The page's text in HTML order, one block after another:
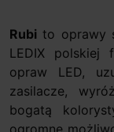
Rubi to oprawy
LEDIX polskiej
opraw LED,
zasilacze,
bogatą
ogromne